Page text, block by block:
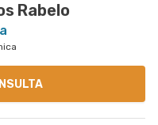
Rabelo